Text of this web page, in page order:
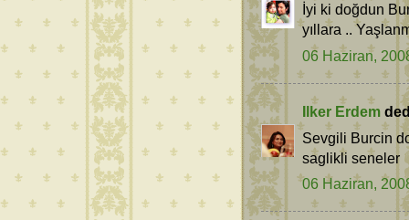
İyi ki doğdun
yıllara ..
06 Haziran,
Ilker Erdem
Sevgili Burcin
saglikli seneler
06 Haziran,